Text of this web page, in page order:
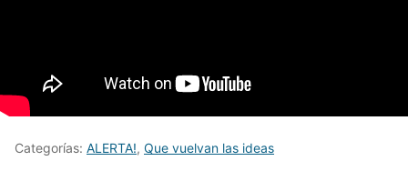
Categorías: ALERTA!, Que vuelvan las ideas